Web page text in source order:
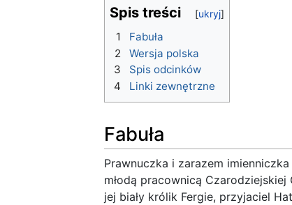
Spis treści
1
Fabuła
2
Wersja polska
3
Spis odcinków
4
Linki zewnętrzne
Fabuła
Prawnuczka i zarazem
młodą pracownicą
jej biały królik Fergie, przyjaciel